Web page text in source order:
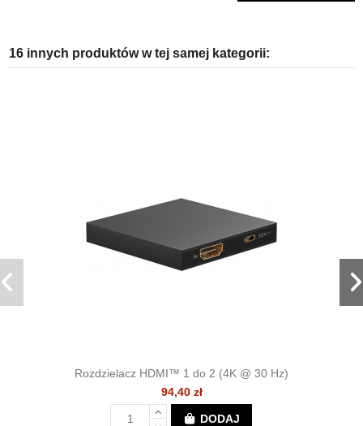
16 innych produktów w tej samej kategorii:
Rozdzielacz HDMI™ 1 do 2 (4K @ 30 Hz)
94,40 zł
DODAJ